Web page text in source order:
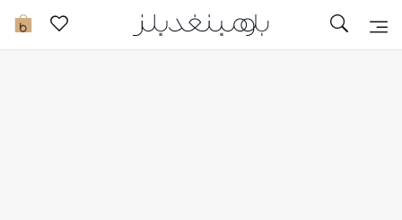
0 تخفيضات